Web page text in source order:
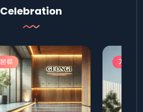
Celebration
류 기타분